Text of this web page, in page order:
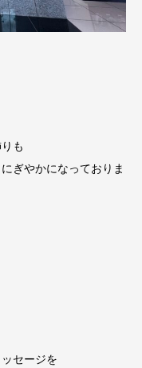
も
ぎやかになっておりま
セージを